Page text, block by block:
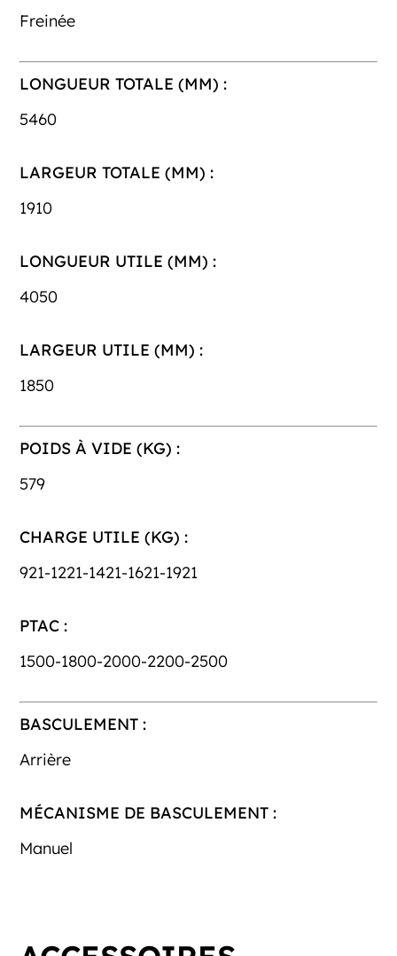
Freinée
LONGUEUR TOTALE (MM) :
5460
LARGEUR TOTALE (MM) :
1910
LONGUEUR UTILE (MM) :
4050
LARGEUR UTILE (MM) :
1850
POIDS À VIDE (KG) :
579
CHARGE UTILE (KG) :
921-1221-1421-1621-1921
PTAC :
1500-1800-2000-2200-2500
BASCULEMENT :
Arrière
MÉCANISME DE BASCULEMENT :
Manuel